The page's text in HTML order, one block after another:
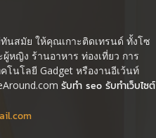
นสมัย ให้คุณเกาะติดเทรนด์ ทั้งโซ
หญิง ร้านอาหาร ท่องเที่ยว การ
โนโลยี Gadget หรืองานอีเว้นท์
รับทำ seo รับทำเว็บไซต์